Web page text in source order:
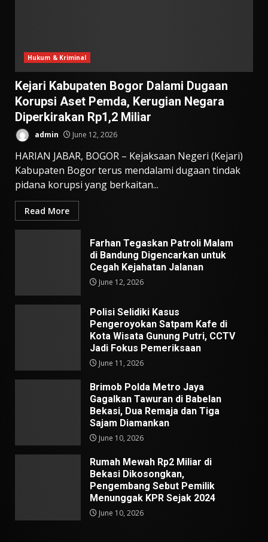
Hukum & Kriminal
Kejari Kabupaten Bogor Dalami Dugaan
Korupsi Aset Pemda, Kerugian Negara
Diperkirakan Rp1,2 Miliar
admin June 12, 2026
HARIAN JABAR, BOGOR – Kejaksaan Negeri (Kejari)
Kabupaten Bogor terus mendalami dugaan tindak
pidana korupsi yang berkaitan...
Read More
Farhan Tegaskan Patroli Malam
di Bandung Digencarkan untuk
Cegah Kejahatan Jalanan
June 12, 2026
Polisi Selidiki Kasus
Pengeroyokan Satpam Kafe di
Kota Wisata Gunung Putri, CCTV
Jadi Fokus Pemeriksaan
June 11, 2026
Brimob Polda Metro Jaya
Gagalkan Tawuran di Babelan
Bekasi, Dua Remaja dan Tiga
Sajam Diamankan
June 10, 2026
Rumah Mewah Rp2 Miliar di
Bekasi Dikosongkan,
Pengembang Sebut Pemilik
Menunggak KPR Sejak 2024
June 10, 2026